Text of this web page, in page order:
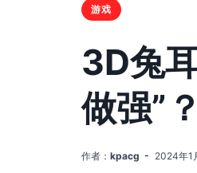
游戏
3D兔
做强”？
作者： kpacg 2024年1